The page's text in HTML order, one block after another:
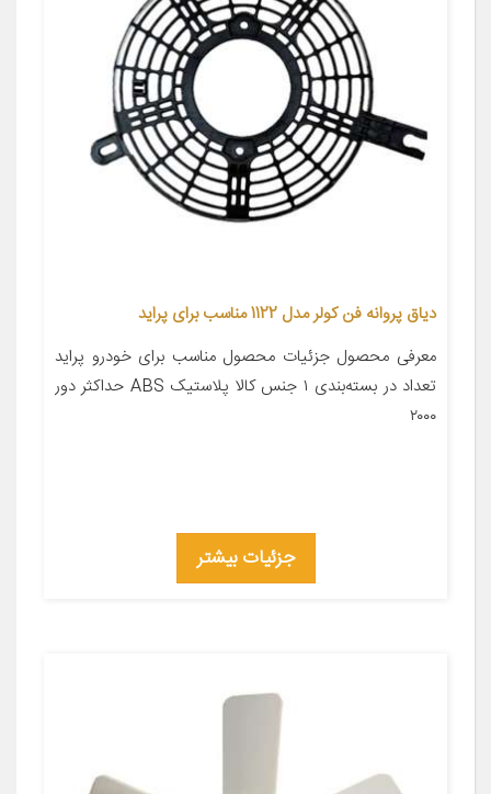
دیاق پروانه فن کولر مدل 1122 مناسب برای پراید
معرفی محصول جزئیات محصول مناسب برای خودرو پراید
تعداد در بسته‌بندی ۱ جنس کالا پلاستیک ABS حداکثر دور
۲۰۰۰
جزئیات بیشتر